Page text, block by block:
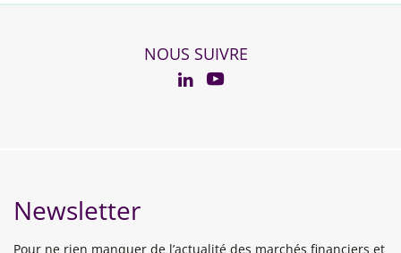
NOUS SUIVRE
LinkedinYouTube
Newsletter
Pour ne rien manquer de l’actualité des marchés financiers et